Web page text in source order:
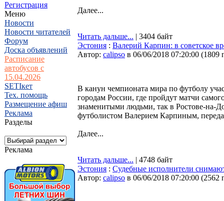
Регистрация
Меню
Новости
Новости читателей
Форум
Доска объявлений
Расписание
автобусов с
15.04.2026
SETIкет
Тех. помощь
Размещение афиш
Реклама
Разделы
Реклама
Далее...
Читать дальше... | 3404 байт
Эстония : Валерий Карпин: в советское
Автор: calipso в 06/06/2018 07:20:00 (1809
В канун чемпионата мира по футболу
городам России, где пройдут матчи
знаменитыми людьми, так в Ростове-на-
футболистом Валерием Карпиным,
Далее...
Читать дальше... | 4748 байт
Эстония : Cудебные исполнители
Автор: calipso в 06/06/2018 07:20:00 (2562